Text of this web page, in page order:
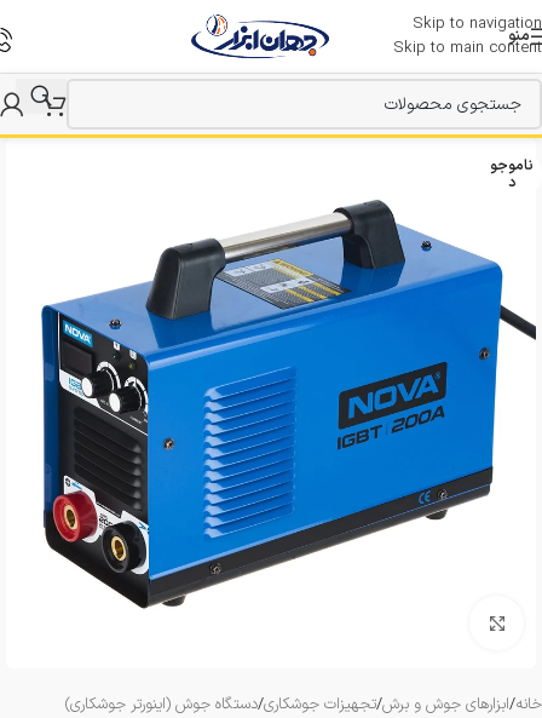
Skip to navigation
Skip to main content
منو
ناموجو
د
خانه/ابزارهای جوش و برش/تجهیزات جوشکاری/دستگاه جوش (اینورتر جوشکاری)